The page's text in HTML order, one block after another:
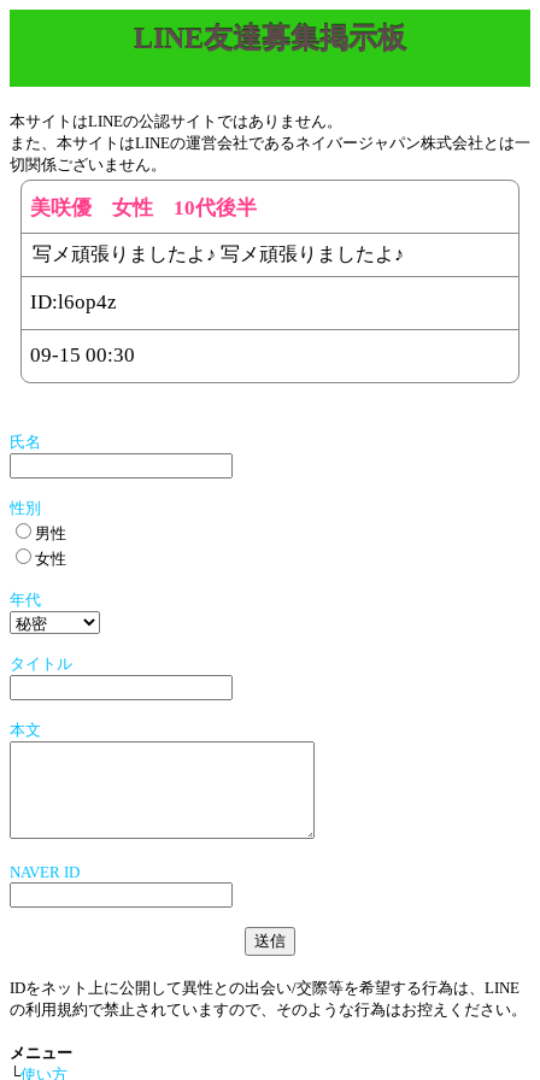
LINE友達募集掲示板
本サイトはLINEの公認サイトではありません。
また、本サイトはLINEの運営会社であるネイバージャパン株式会社とは一
切関係ございません。
美咲優 女性 10代後半
写メ頑張りましたよ♪ 写メ頑張りましたよ♪
ID:l6op4z
09-15 00:30
氏名
性別
男性
女性
年代
タイトル
本文
NAVER ID
IDをネット上に公開して異性との出会い/交際等を希望する行為は、LINE
の利用規約で禁止されていますので、そのような行為はお控えください。
メニュー
└使い方